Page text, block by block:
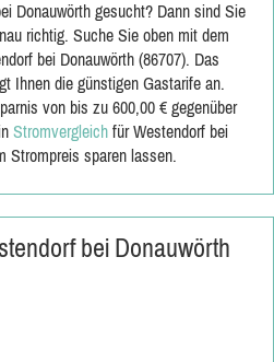
Donauwörth gesucht? Dann sind Sie
richtig. Suche Sie oben mit dem
bei Donauwörth (86707). Das
Ihnen die günstigen Gastarife an.
von bis zu 600,00 € gegenüber
Stromvergleich für Westendorf bei
Strompreis sparen lassen.
bei Donauwörth